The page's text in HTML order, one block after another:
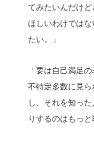
てみたいんだけ
ほしいわけでは
たい。」
「要は自己満足
不特定多数に見
し、それを知っ
りするのはもっ